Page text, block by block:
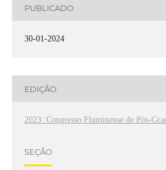
PUBLICADO
30-01-2024
EDIÇÃO
2023: Congresso Fluminense de Pós-
SEÇÃO